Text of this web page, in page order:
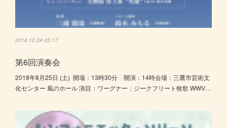
2018.12.24 05:17
第6回演奏会
2018年8月25日 (土) 開場：13時30分 開演：14時会場：三鷹市芸術文
化センター 風のホール 演目：ワーグナー：ジークフリート牧歌 WWV…